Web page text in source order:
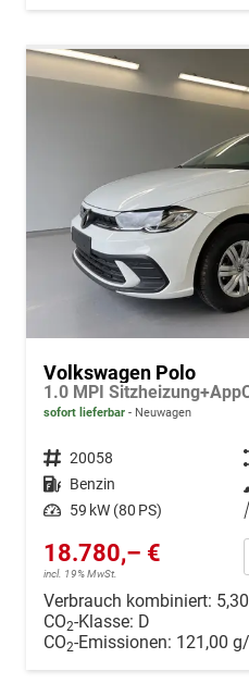
Volkswagen Polo
sofort lieferbar Neuwagen
Fahrzeugnr. 20058
Kraftstoff Benzin
Leistung 59 kW (80 PS)
18.780,– €
incl. 19% MwSt.
Verbrauch kombiniert:
CO2-Klasse: D
CO2-Emissionen: 121,00